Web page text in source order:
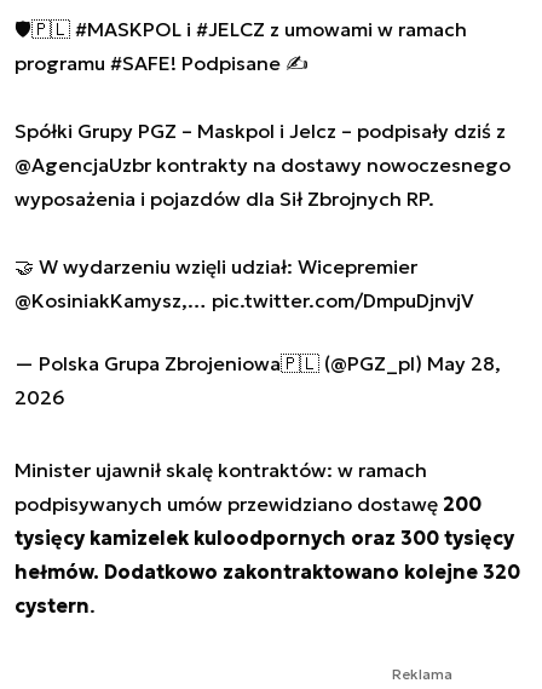
🛡️🇵🇱 #MASKPOL i #JELCZ z umowami w ramach
programu #SAFE! Podpisane ✍️
Spółki Grupy PGZ – Maskpol i Jelcz – podpisały dziś z
@AgencjaUzbr kontrakty na dostawy nowoczesnego
wyposażenia i pojazdów dla Sił Zbrojnych RP.
🤝 W wydarzeniu wzięli udział: Wicepremier
@KosiniakKamysz,… pic.twitter.com/DmpuDjnvjV
— Polska Grupa Zbrojeniowa🇵🇱 (@PGZ_pl) May 28,
2026
Minister ujawnił skalę kontraktów: w ramach
podpisywanych umów przewidziano dostawę 200
tysięcy kamizelek kuloodpornych oraz 300 tysięcy
hełmów. Dodatkowo zakontraktowano kolejne 320
cystern.
Reklama